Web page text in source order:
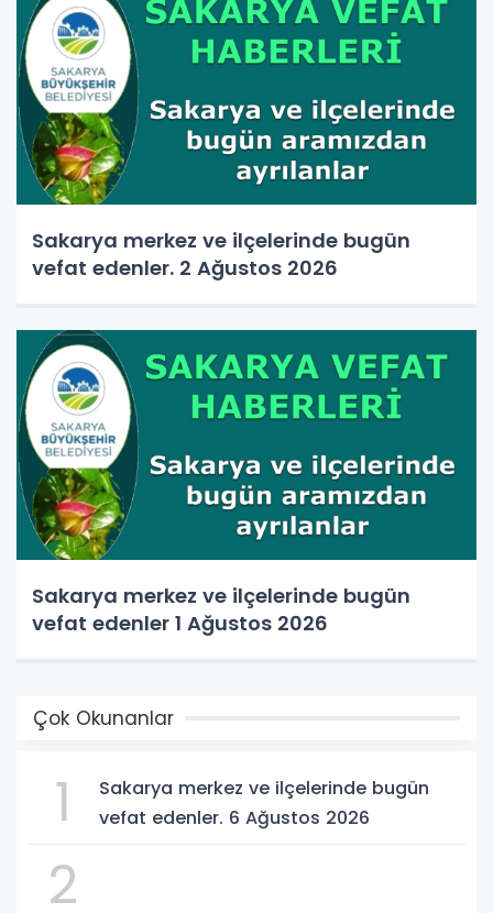
Sakarya merkez ve ilçelerinde bugün
vefat edenler. 2 Ağustos 2026
Sakarya merkez ve ilçelerinde bugün
vefat edenler 1 Ağustos 2026
Çok Okunanlar
1
Sakarya merkez ve ilçelerinde bugün
vefat edenler. 6 Ağustos 2026
2